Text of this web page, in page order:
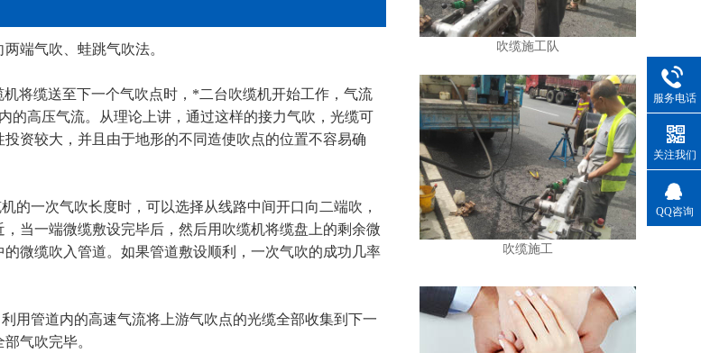
吹缆施工队
吹缆施工
端气吹、蛙跳气吹法。
将缆送至下一个气吹点时，*二台吹缆机开始工作，气流
的高压气流。从理论上讲，通过这样的接力气吹，光缆可
资较大，并且由于地形的不同造使吹点的位置不容易确
的一次气吹长度时，可以选择从线路中间开口向二端吹，
当一端微缆敷设完毕后，然后用吹缆机将缆盘上的剩余微
微缆吹入管道。如果管道敷设顺利，一次气吹的成功几率
用管道内的高速气流将上游气吹点的光缆全部收集到下一
气吹完毕。
服务电话
关注我们
QQ咨询